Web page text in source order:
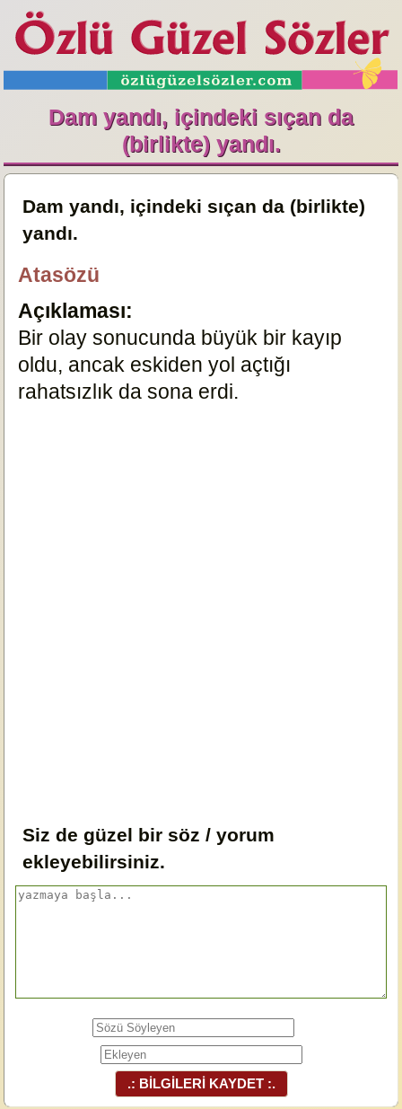
Dam yandı, içindeki sıçan da
(birlikte) yandı.
Dam yandı, içindeki sıçan da (birlikte)
yandı.
Atasözü
Açıklaması:
Bir olay sonucunda büyük bir kayıp
oldu, ancak eskiden yol açtığı
rahatsızlık da sona erdi.
Siz de güzel bir söz / yorum
ekleyebilirsiniz.
.: BİLGİLERİ KAYDET :.